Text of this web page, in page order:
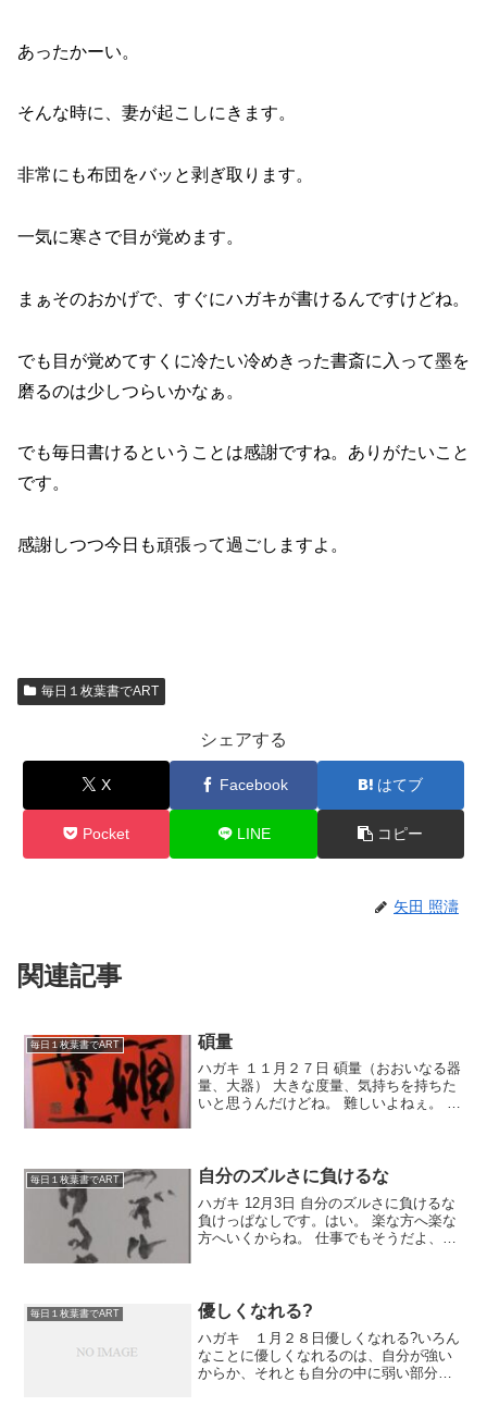
あったかーい。
そんな時に、妻が起こしにきます。
非常にも布団をバッと剥ぎ取ります。
一気に寒さで目が覚めます。
まぁそのおかげで、すぐにハガキが書けるんですけどね。
でも目が覚めてすくに冷たい冷めきった書斎に入って墨を
磨るのは少しつらいかなぁ。
でも毎日書けるということは感謝ですね。ありがたいこと
です。
感謝しつつ今日も頑張って過ごしますよ。
毎日１枚葉書でART
シェアする
X Facebook はてブ
Pocket LINE コピー
矢田 照濤
関連記事
毎日１枚葉書でART 碩量
ハガキ １１月２７日 碩量（おおいなる器
量、大器） 大きな度量、気持ちを持ちた
いと思うんだけどね。 難しいよねぇ。 い
へ行ってき...
毎日１枚葉書でART 自分のズルさに負けるな
ハガキ 12月3日 自分のズルさに負けるな
負けっぱなしです。はい。 楽な方へ楽な
方へいくからね。 仕事でもそうだよ、こ
書いてる...
毎日１枚葉書でART 優しくなれる?
ハガキ １月２８日優しくなれる?いろん
なことに優しくなれるのは、自分が強い
からか、それとも自分の中に弱い部分も